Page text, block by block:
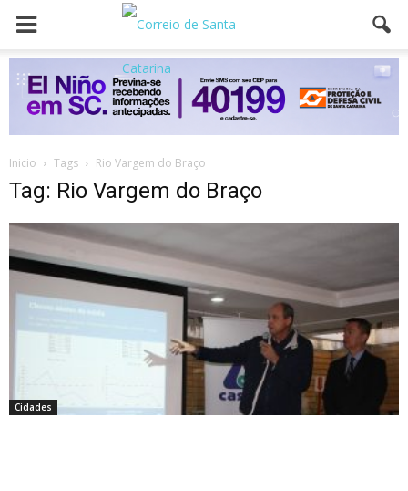
Inicio Tags Rio Vargem do Braço
Tag: Rio Vargem do Braço
Cidades